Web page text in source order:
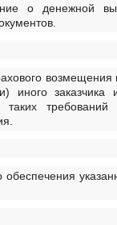
о денежной
возмещения
иного
таких